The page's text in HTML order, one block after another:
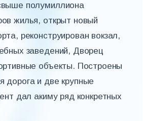
полумиллиона
жилья, открыт новый
реконструирован вокзал,
заведений, Дворец
объекты. Построены
дорога и две крупные
дал акиму ряд конкретных